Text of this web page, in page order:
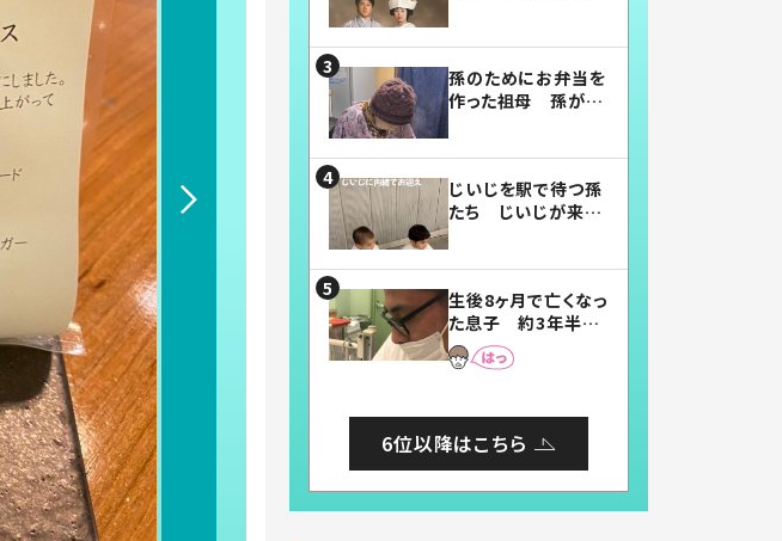
孫のためにお弁当を
作った祖母 孫が絶
じいじを駅で待つ孫
たち じいじが来た
まらない」「幸せにな
れる」
生後8ヶ月で亡くなっ
た息子 約3年半
後、当時の妻の日記
に書いてあった本音
6位以降はこちら